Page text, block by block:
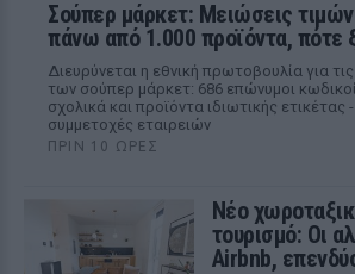
Σούπερ μάρκετ: Μειώσεις
πάνω από 1.000 προϊόντα, πότε
Διευρύνεται η εθνική πρωτοβουλία για
των σούπερ μάρκετ: 686 επώνυμοι
σχολικά και προϊόντα ιδιωτικής ετικέτας
συμμετοχές εταιρειών
ΠΡΙΝ 10 ΏΡΕΣ
Νέο
τουρισμό: Οι
Airbnb,